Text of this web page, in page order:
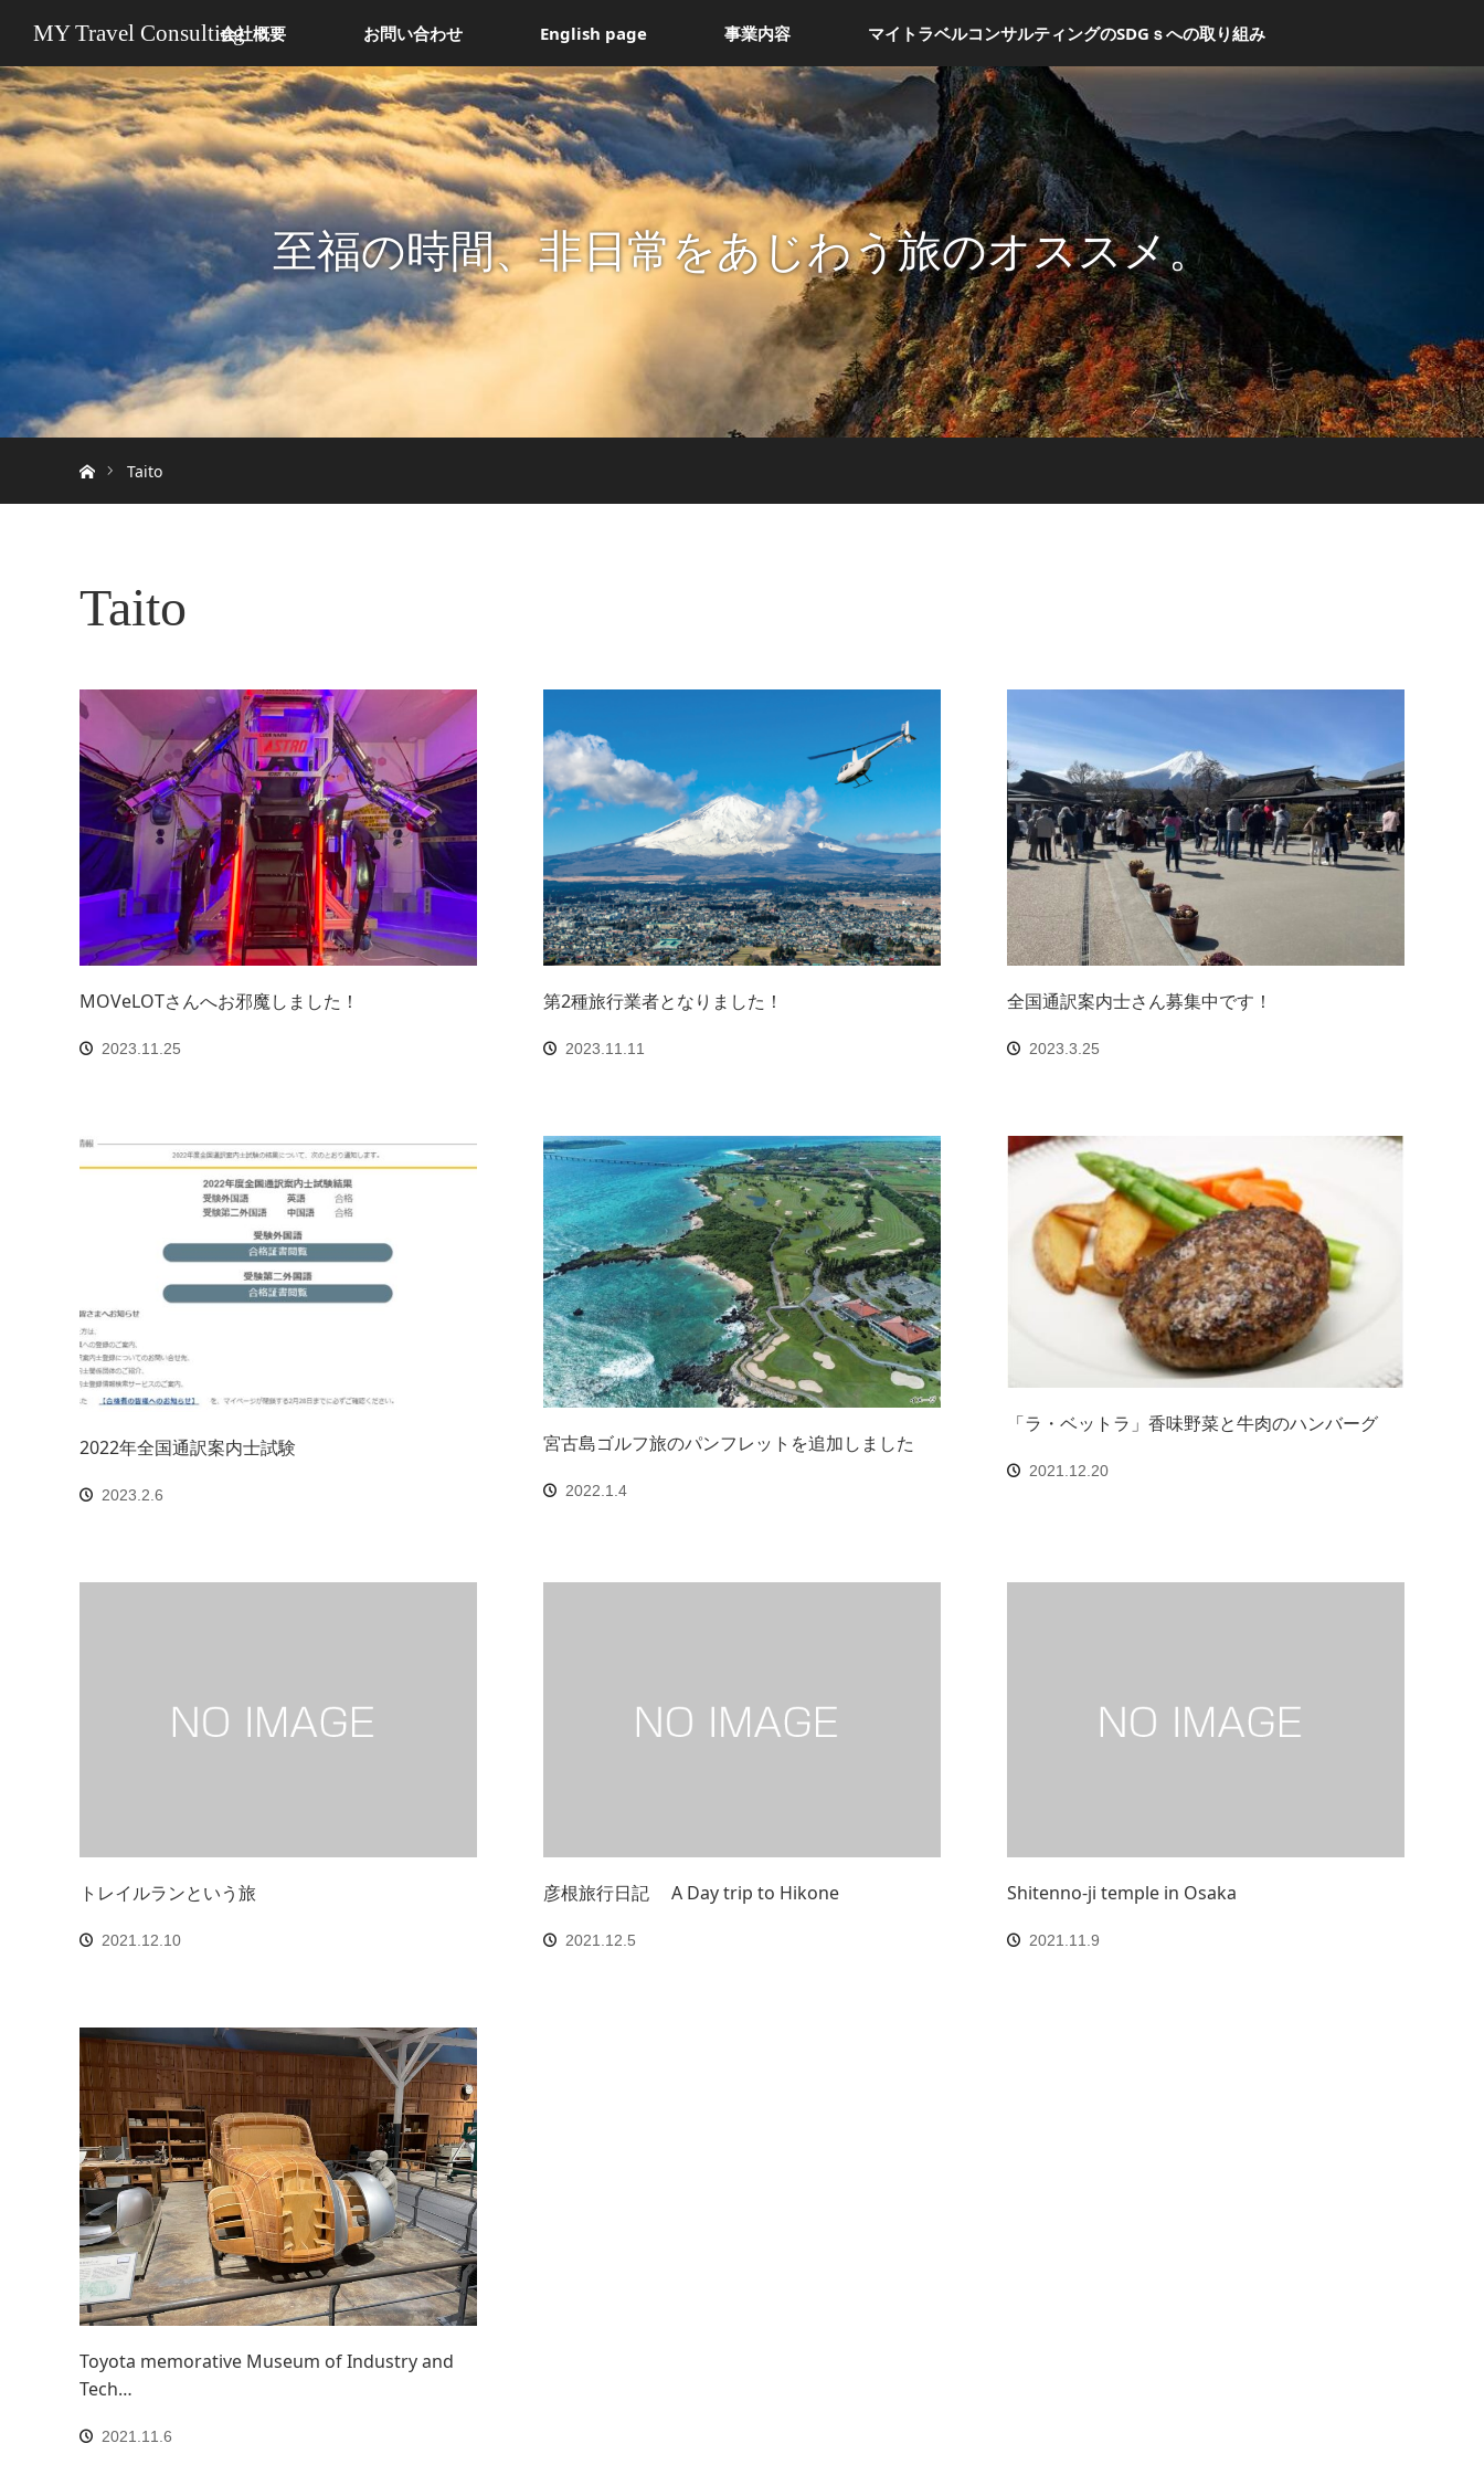
MY Travel Consulting会社概要 お問い合わせ English page 事業内容 マイトラベルコンサルティングのSDGｓへの取り組み
至福の時間、非日常をあじわう旅のオススメ。
Taito
Taito
MOVeLOTさんへお邪魔しました！
2023.11.25
第2種旅行業者となりました！
2023.11.11
全国通訳案内士さん募集中です！
2023.3.25
2022年全国通訳案内士試験
2023.2.6
宮古島ゴルフ旅のパンフレットを追加しました
2022.1.4
「ラ・ベットラ」香味野菜と牛肉のハンバーグ
2021.12.20
トレイルランという旅
2021.12.10
彦根旅行日記 A Day trip to Hikone
2021.12.5
Shitenno-ji temple in Osaka
2021.11.9
Toyota memorative Museum of Industry and
Tech…
2021.11.6